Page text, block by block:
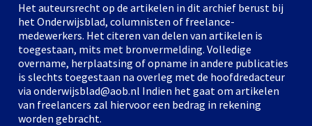
Het auteursrecht op de artikelen in dit archief berust bij
het Onderwijsblad, columnisten of freelance-
medewerkers. Het citeren van delen van artikelen is
toegestaan, mits met bronvermelding. Volledige
overname, herplaatsing of opname in andere publicaties
is slechts toegestaan na overleg met de hoofdredacteur
via onderwijsblad@aob.nl Indien het gaat om artikelen
van freelancers zal hiervoor een bedrag in rekening
worden gebracht.